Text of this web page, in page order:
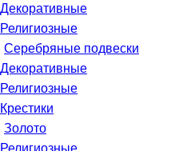
Декоративные
Религиозные
Серебряные подвески
Декоративные
Религиозные
Крестики
Золото
Религиозные